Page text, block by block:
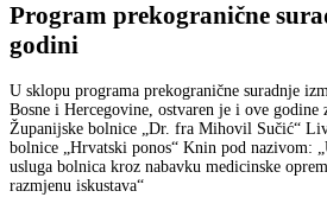
Program prekogranične
godini
U sklopu programa prekogranične suradnje
Bosne i Hercegovine, ostvaren je i ove
Županijske bolnice „Dr. fra Mihovil Sučić“
bolnice „Hrvatski ponos“ Knin pod nazivom:
usluga bolnica kroz nabavku medicinske
razmjenu iskustava“